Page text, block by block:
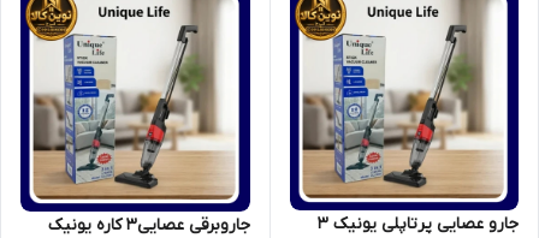
جارو عصایی پرتاپلی یونیک ۳
جاروبرقی عصایی۳ کاره یونیک